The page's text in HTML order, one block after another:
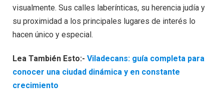
visualmente. Sus calles laberínticas, su herencia judía y
su proximidad a los principales lugares de interés lo
hacen único y especial.
Lea También Esto:- Viladecans: guía completa para
conocer una ciudad dinámica y en constante
crecimiento